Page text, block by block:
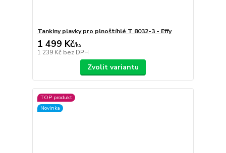
Tankiny plavky pro plnoštíhlé T 8032-3 - Effy
1 499 Kč/ks
1 239 Kč bez DPH
Zvolit variantu
TOP produkt
Novinka